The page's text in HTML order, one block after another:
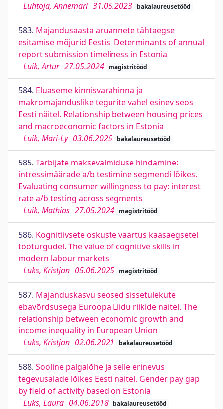
Luhtoja, Annemari 31.05.2023 bakalaureusetööd
583. Majandusaasta aruannete tähtaegse
esitamise mõjurid Eestis. Determinants of annual
report submission timeliness in Estonia
Luik, Artur 27.05.2024 magistritööd
584. Eluaseme kinnisvarahinna ja
makromajanduslike tegurite vahel esinev seos
Eesti näitel. Relationship between housing prices
and macroeconomic factors in Estonia
Luik, Mari-Ly 03.06.2025 bakalaureusetööd
585. Tarbijate maksevalmiduse hindamine:
intressimäärade a/b testimine segmendi lõikes.
Evaluating consumer willingness to pay: interest
rate a/b testing across segments
Luik, Mathias 27.05.2024 magistritööd
586. Kognitiivsete oskuste väärtus kaasaegsetel
tööturgudel. The value of cognitive skills in
modern labour markets
Luks, Kristjan 05.06.2025 magistritööd
587. Majanduskasvu seosed sissetulekute
ebavõrdsusega Euroopa Liidu riikide näitel. The
relationship between economic growth and
income inequality in European Union
Luks, Kristjan 02.06.2021 bakalaureusetööd
588. Sooline palgalõhe ja selle erinevus
tegevusalade lõikes Eesti näitel. Gender pay gap
by field of activity based on Estonia
Luks, Laura 04.06.2018 bakalaureusetööd